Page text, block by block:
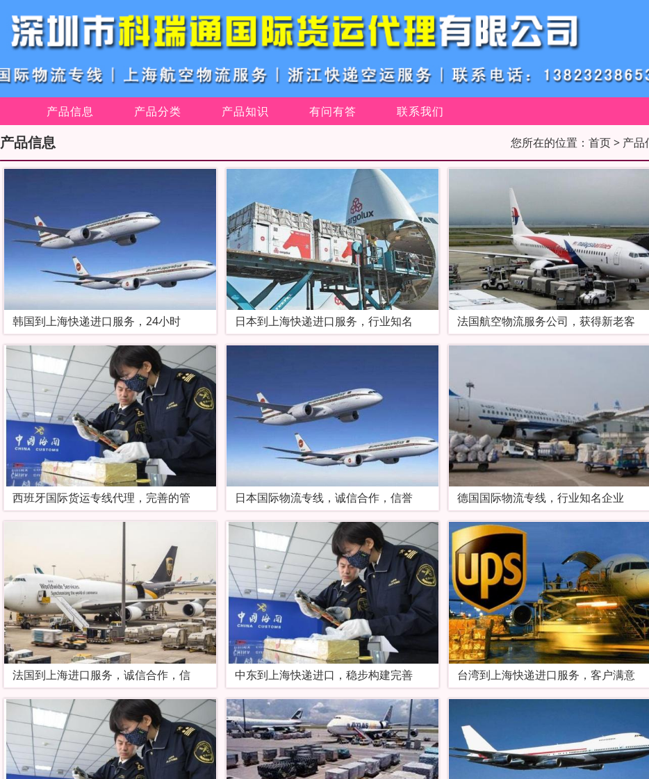
产品信息 产品分类 产品知识 有问有答 联系我们
产品信息 您所在的位置： 首页> 产品
韩国到上海快递进口服务，24小时 日本到上海快递进口服务，行业知名 法国航空物流服务公司，获得新老客
西班牙国际货运专线代理，完善的管 日本国际物流专线，诚信合作，信誉 德国国际物流专线，行业知名企业
法国到上海进口服务，诚信合作，信 中东到上海快递进口，稳步构建完善 台湾到上海快递进口服务，客户满意